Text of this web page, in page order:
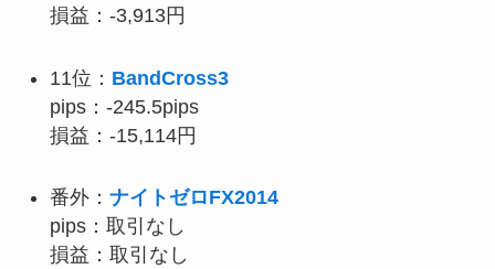
損益：-3,913円
11位： BandCross3
pips：-245.5pips
損益：-15,114円
番外： ナイトゼロFX2014
pips：取引なし
損益：取引なし